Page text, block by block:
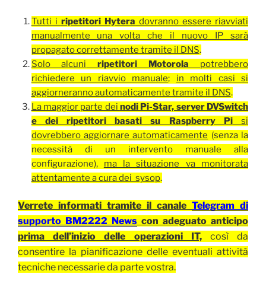
Tutti i ripetitori Hytera dovranno essere riavviati
manualmente una volta che il nuovo IP sarà
propagato correttamente tramite il DNS.
Solo alcuni ripetitori Motorola potrebbero
richiedere un riavvio manuale; in molti casi si
aggiorneranno automaticamente tramite il DNS.
La maggior parte dei nodi Pi-Star, server DVSwitch
e dei ripetitori basati su Raspberry Pisi
dovrebbero aggiornare automaticamente (senza la
necessità di un intervento manuale alla
configurazione), ma la situazione va monitorata
attentamente a cura dei sysop.
Verrete informati tramite il canale Telegram di
supporto BM2222 News con adeguato anticipo
prima dell’inizio delle operazioni IT,così da
consentire la pianificazione delle eventuali attività
tecniche necessarie da parte vostra.